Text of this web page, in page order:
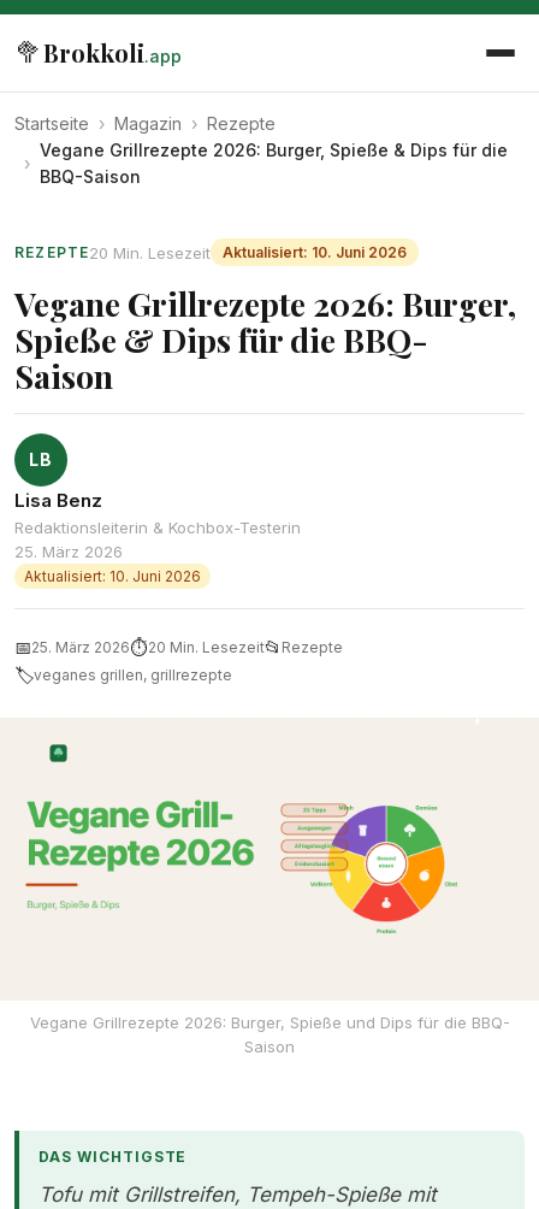
🥦Brokkoli.app
Startseite › Magazin › Rezepte
›
Vegane Grillrezepte 2026: Burger, Spieße & Dips für die
BBQ-Saison
REZEPTE20 Min. Lesezeit Aktualisiert: 10. Juni 2026
Vegane Grillrezepte 2026: Burger,
Spieße & Dips für die BBQ-
Saison
LB
Lisa Benz
Redaktionsleiterin & Kochbox-Testerin
25. März 2026
Aktualisiert: 10. Juni 2026
📅25. März 2026⏱20 Min. Lesezeit📂 Rezepte
🏷veganes grillen, grillrezepte
Vegane Grillrezepte 2026: Burger, Spieße und Dips für die BBQ-
Saison
DAS WICHTIGSTE
Tofu mit Grillstreifen, Tempeh-Spieße mit